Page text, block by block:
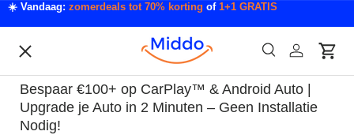
Ga naar inhoud
☀️ Vandaag: zomerdeals tot 70% korting of 1+1 GRATIS
Zoeken
Acties
ZoekenInloggen
Acties & Deals
Bespaar €100+ op CarPlay™ & Android Auto |
Upgrade je Auto in 2 Minuten – Geen Installatie
Nodig!